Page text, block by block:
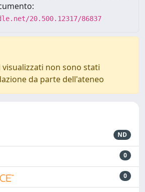
20.500.12317/86837
non sono stati
da parte dell'ateneo
ND
0
0